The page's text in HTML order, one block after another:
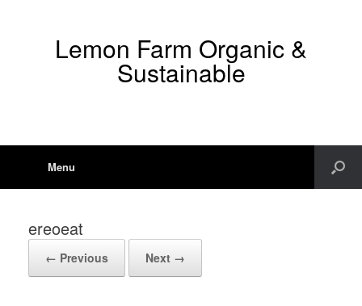
Lemon Farm Organic &
Sustainable
Menu
ereoeat
← Previous Next →